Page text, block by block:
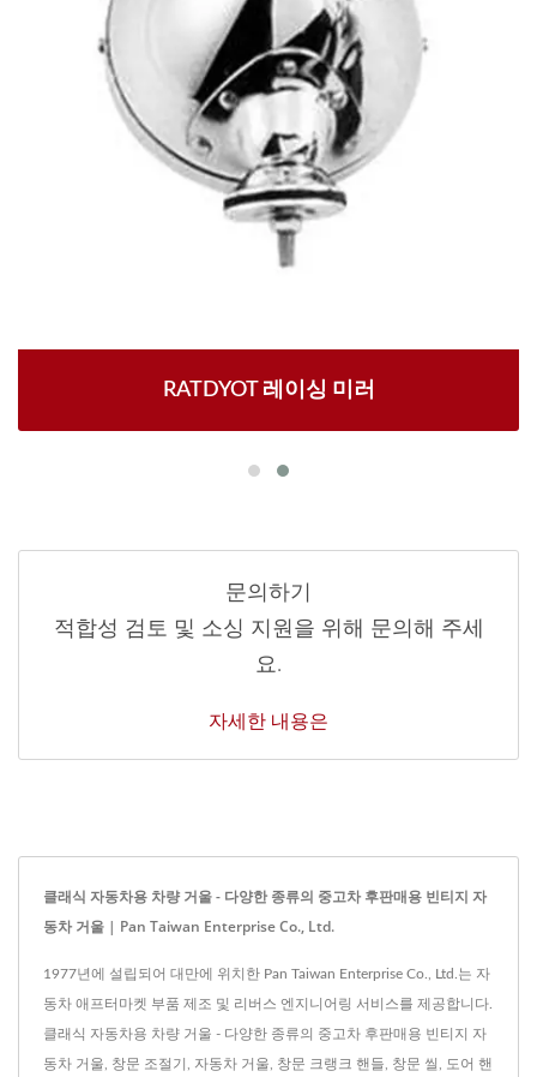
RATDYOT 레이싱 미러
문의하기
적합성 검토 및 소싱 지원을 위해 문의해 주세
요.
자세한 내용은
클래식 자동차용 차량 거울 - 다양한 종류의 중고차 후판매용 빈티지 자
동차 거울 | Pan Taiwan Enterprise Co., Ltd.
1977년에 설립되어 대만에 위치한 Pan Taiwan Enterprise Co., Ltd.는 자
동차 애프터마켓 부품 제조 및 리버스 엔지니어링 서비스를 제공합니다.
클래식 자동차용 차량 거울 - 다양한 종류의 중고차 후판매용 빈티지 자
동차 거울, 창문 조절기, 자동차 거울, 창문 크랭크 핸들, 창문 씰, 도어 핸